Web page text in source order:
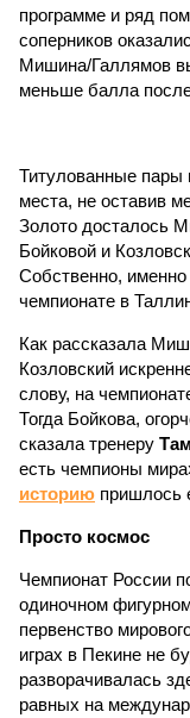
программе и ряд
соперников
Мишина/Галлямов
меньше балла
Титулованные
места, не оставив
Золото досталось
Бойковой и
Собственно,
чемпионате в
Как рассказала
Козловский
слову, на
Тогда Бойкова,
сказала тренеру
есть чемпионы
историю пришлось
Просто космос
Чемпионат России
одиночном
первенство
играх в Пекине не
разворачивалась
равных на